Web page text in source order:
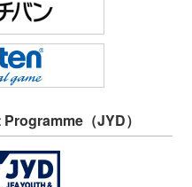
（JYD）